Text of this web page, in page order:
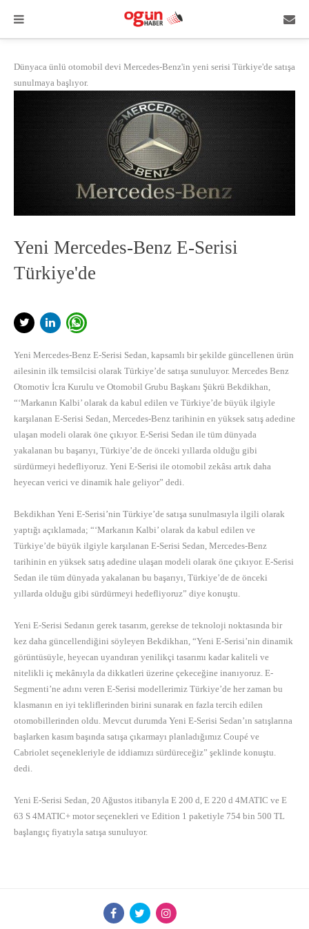
Dünyaca ünlü otomobil devi Mercedes-Benz'in yeni serisi Türkiye'de satışa
sunulmaya başlıyor.
Yeni Mercedes-Benz E-Serisi
Türkiye'de
Yeni Mercedes-Benz E-Serisi Sedan, kapsamlı bir şekilde güncellenen ürün
ailesinin ilk temsilcisi olarak Türkiye’de satışa sunuluyor. Mercedes Benz
Otomotiv İcra Kurulu ve Otomobil Grubu Başkanı Şükrü Bekdikhan,
“‘Markanın Kalbi’ olarak da kabul edilen ve Türkiye’de büyük ilgiyle
karşılanan E-Serisi Sedan, Mercedes-Benz tarihinin en yüksek satış adedine
ulaşan modeli olarak öne çıkıyor. E-Serisi Sedan ile tüm dünyada
yakalanan bu başarıyı, Türkiye’de de önceki yıllarda olduğu gibi
sürdürmeyi hedefliyoruz. Yeni E-Serisi ile otomobil zekâsı artık daha
heyecan verici ve dinamik hale geliyor” dedi.
Bekdikhan Yeni E-Serisi’nin Türkiye’de satışa sunulmasıyla ilgili olarak
yaptığı açıklamada; “‘Markanın Kalbi’ olarak da kabul edilen ve
Türkiye’de büyük ilgiyle karşılanan E-Serisi Sedan, Mercedes-Benz
tarihinin en yüksek satış adedine ulaşan modeli olarak öne çıkıyor. E-Serisi
Sedan ile tüm dünyada yakalanan bu başarıyı, Türkiye’de de önceki
yıllarda olduğu gibi sürdürmeyi hedefliyoruz” diye konuştu.
Yeni E-Serisi Sedanın gerek tasarım, gerekse de teknoloji noktasında bir
kez daha güncellendiğini söyleyen Bekdikhan, “Yeni E-Serisi’nin dinamik
görüntüsüyle, heyecan uyandıran yenilikçi tasarımı kadar kaliteli ve
nitelikli iç mekânıyla da dikkatleri üzerine çekeceğine inanıyoruz. E-
Segmenti’ne adını veren E-Serisi modellerimiz Türkiye’de her zaman bu
klasmanın en iyi tekliflerinden birini sunarak en fazla tercih edilen
otomobillerinden oldu. Mevcut durumda Yeni E-Serisi Sedan’ın satışlarına
başlarken kasım başında satışa çıkarmayı planladığımız Coupé ve
Cabriolet seçenekleriyle de iddiamızı sürdüreceğiz” şeklinde konuştu.
dedi.
Yeni E-Serisi Sedan, 20 Ağustos itibarıyla E 200 d, E 220 d 4MATIC ve E
63 S 4MATIC+ motor seçenekleri ve Edition 1 paketiyle 754 bin 500 TL
başlangıç fiyatıyla satışa sunuluyor.